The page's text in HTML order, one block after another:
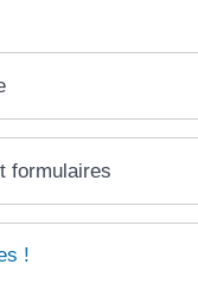
formulaires
!